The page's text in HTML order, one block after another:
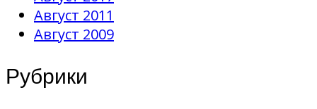
Август 2011
Август 2009
Рубрики